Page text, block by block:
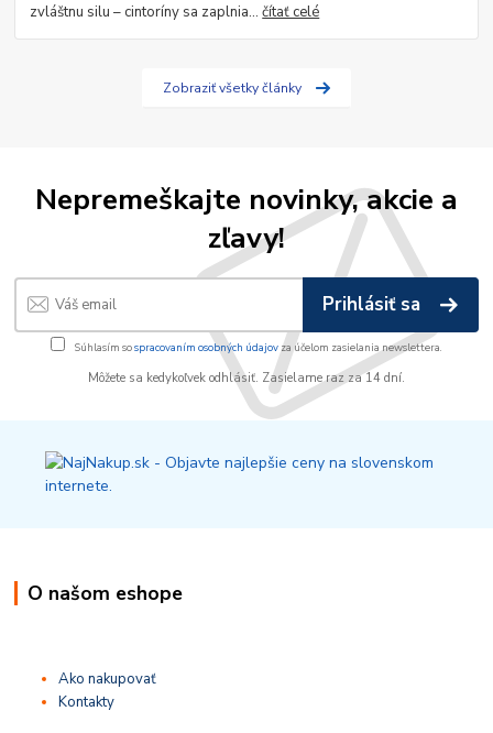
zvláštnu silu – cintoríny sa zaplnia...čítať celé
Zobraziť všetky články
Nepremeškajte novinky, akcie a
zľavy!
Prihlásiť sa
Súhlasím sospracovaním osobných údajov za účelom zasielania newslettera.
Môžete sa kedykoľvek odhlásiť. Zasielame raz za 14 dní.
O našom eshope
Ako nakupovať
Kontakty